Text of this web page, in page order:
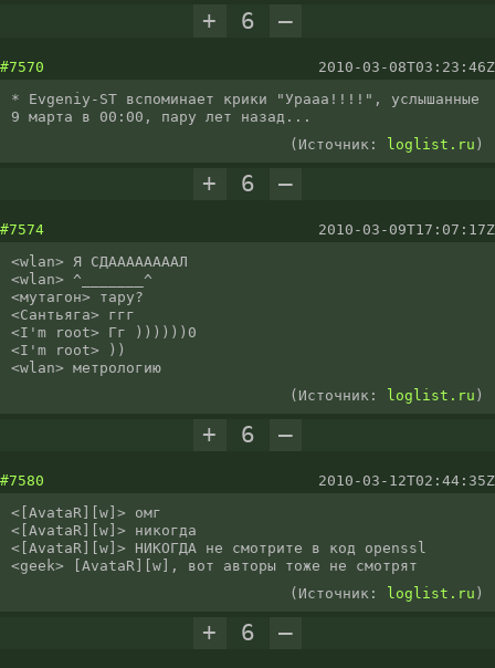
+ 6 –
#7570
2010-03-08T03:23:46Z
* Evgeniy-ST вспоминает крики "Урааа!!!!", услышанные
9 марта в 00:00, пару лет назад...
(Источник: loglist.ru )
+ 6 –
#7574
2010-03-09T17:07:17Z
<wlan> Я СДААААААААЛ
<wlan> ^_______^
<мутагон> тару?
<Сантьяга> ггг
<I'm root> Гг ))))))0
<I'm root> ))
<wlan> метрологию
(Источник: loglist.ru )
+ 6 –
#7580
2010-03-12T02:44:35Z
<[AvataR][w]> омг
<[AvataR][w]> никогда
<[AvataR][w]> НИКОГДА не смотрите в код openssl
<geek> [AvataR][w], вот авторы тоже не смотрят
(Источник: loglist.ru )
+ 6 –